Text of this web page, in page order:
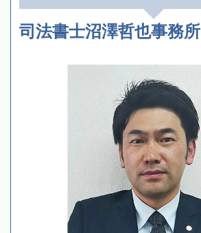
司法書士沼澤哲也事務所